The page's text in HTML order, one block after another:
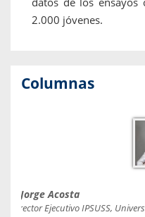
2.000 jóvenes.
Columnas
Jorge Acosta
Director Ejecutivo IPSUSS,